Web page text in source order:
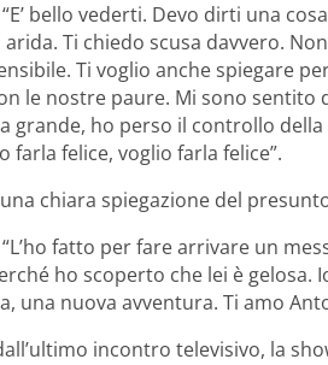
“E’ bello vederti. Devo dirti una
Ti chiedo scusa davvero.
Ti voglio anche spiegare
le nostre paure. Mi sono
grande, ho perso il controllo
farla felice, voglio farla felice”.
chiara spiegazione del
fatto per fare arrivare un
ho scoperto che lei è
una nuova avventura. Ti amo
incontro televisivo, la